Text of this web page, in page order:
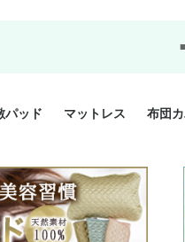
■Mono Masuter 7月
70cm幅 ミ
75cm幅 シ
ングル
80cm幅 セ
パッド
ングルサイズ敷パッド
さい敷パッド
きい敷パッド
ルク敷パッド
パッド
ルク枕パッド
湿シート
触冷感パッド
かパッド
ーゼケット
ーガニックコットン
ッドパッド
ッドセット
マットレス 布団
掛け
敷布
枕カ
BOX
防ダ
クッ
オー
カバ